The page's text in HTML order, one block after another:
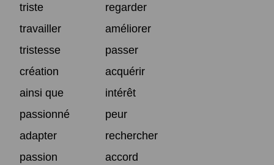
triste
regarder
travailler
améliorer
tristesse
passer
création
acquérir
ainsi que
intérêt
passionné
peur
adapter
rechercher
passion
accord